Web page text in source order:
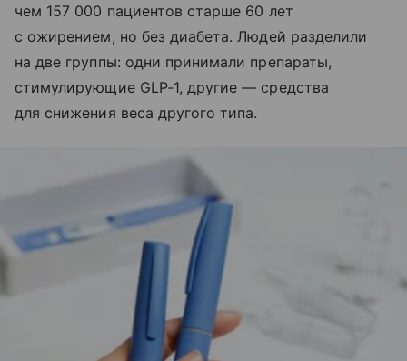
чем 157 000 пациентов старше 60 лет
с ожирением, но без диабета. Людей разделили
на две группы: одни принимали препараты,
стимулирующие GLP‑1, другие — средства
для снижения веса другого типа.